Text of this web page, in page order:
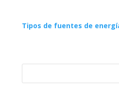
Tipos de fuentes de